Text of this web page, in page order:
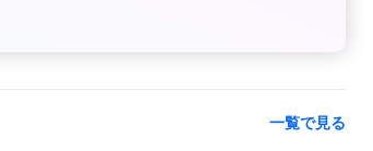
一覧で見る